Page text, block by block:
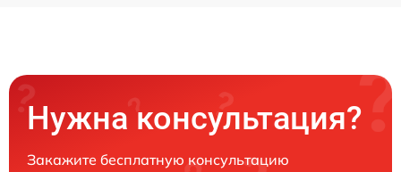
Нужна консультация?
Закажите бесплатную консультацию